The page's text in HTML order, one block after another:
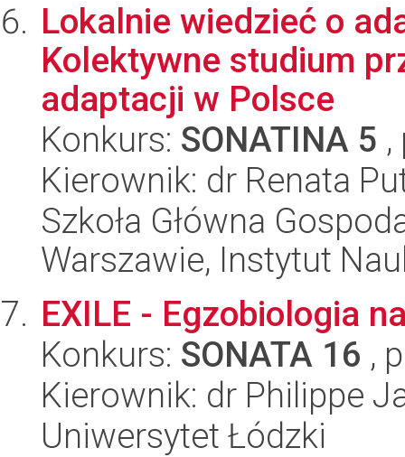
Lokalnie wiedzieć o
Kolektywne studium
adaptacji w Polsce
Konkurs: SONATINA 5
Kierownik: dr Renata
Szkoła Główna
Warszawie, Instytut
EXILE - Egzobiologia
Konkurs: SONATA 16 ,
Kierownik: dr Philippe
Uniwersytet Łódzki